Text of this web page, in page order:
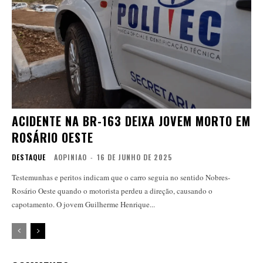
ACIDENTE NA BR-163 DEIXA JOVEM MORTO EM
ROSÁRIO OESTE
DESTAQUE AOPINIAO - 16 DE JUNHO DE 2025
Testemunhas e peritos indicam que o carro seguia no sentido Nobres-
Rosário Oeste quando o motorista perdeu a direção, causando o
capotamento. O jovem Guilherme Henrique...